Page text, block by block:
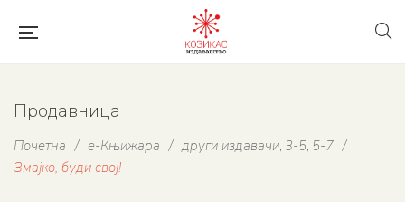
Продавница
Почетна / е-Књижара / други издавачи, 3-5, 5-7 /
Змајко, буди свој!